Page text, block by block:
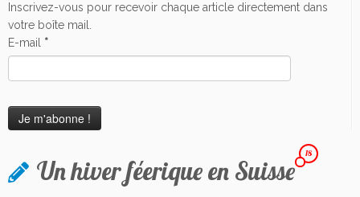
Inscrivez-vous pour recevoir chaque article directement dans
votre boîte mail.
E-mail *
Un hiver féerique en Suisse
18